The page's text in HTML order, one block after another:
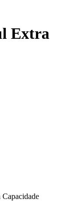
Extra